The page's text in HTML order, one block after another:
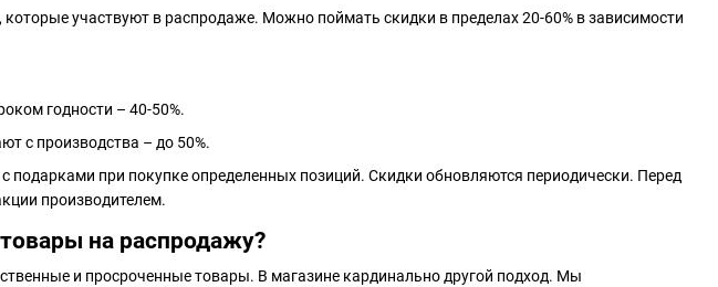
которые участвуют в распродаже. Можно поймать скидки в пределах 20-60% в зависимости
годности – 40-50%.
с производства – до 50%.
подарками при покупке определенных позиций. Скидки обновляются периодически. Перед
производителем.
на распродажу?
и просроченные товары. В магазине кардинально другой подход. Мы